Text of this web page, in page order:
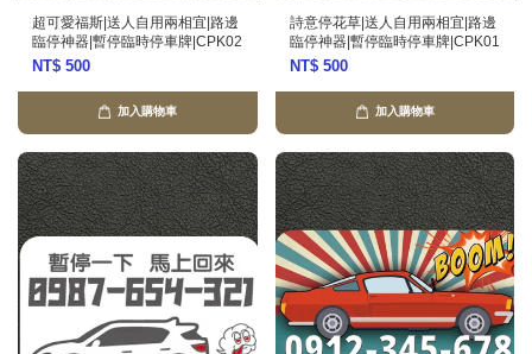
超可愛福斯|送人自用兩相宜|路邊
臨停神器|暫停臨時停車牌|CPK02
NT$ 500
加入購物車
詩意停花草|送人自用兩相宜|路邊
臨停神器|暫停臨時停車牌|CPK01
NT$ 500
加入購物車